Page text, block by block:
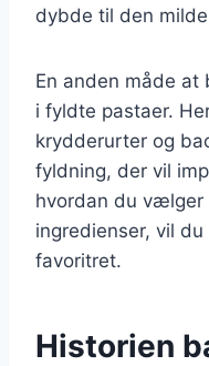
dybde til den
En anden måde at
i fyldte pastaer.
krydderurter og
fyldning, der vil
hvordan du vælger
ingredienser, vil
favoritret.
Historien